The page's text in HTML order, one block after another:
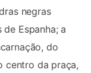
negras
Espanha; a
do
centro da praça,